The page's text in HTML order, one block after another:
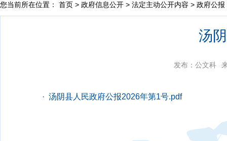
您当前所在位置： 首页 > 政府信息公开 > 法定主动公开内容 > 政府公报
汤
发布：公文科
· 汤阴县人民政府公报2026年第1号.pdf